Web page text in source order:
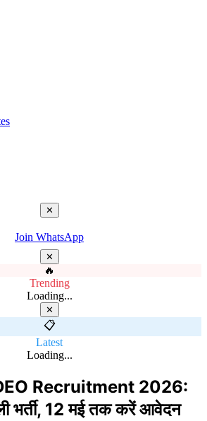
✕
Join WhatsApp
✕
🔥
Trending
Loading...
✕
📋
Latest
Loading...
Recruitment 2026:
भर्ती, 12 मई तक करें आवेदन